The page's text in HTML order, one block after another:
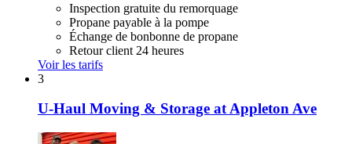
Inspection gratuite du remorquage
Propane payable à la pompe
Échange de bonbonne de propane
Retour client 24 heures
Voir les tarifs
3
U-Haul Moving & Storage at Appleton Ave